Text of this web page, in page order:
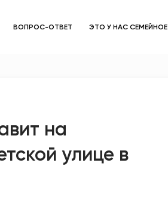
ВОПРОС-ОТВЕТ ЭТО У НАС СЕМЕЙНОЕ
на
улице в